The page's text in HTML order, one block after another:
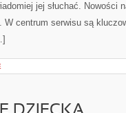
jej słuchać. Nowości
centrum serwisu są